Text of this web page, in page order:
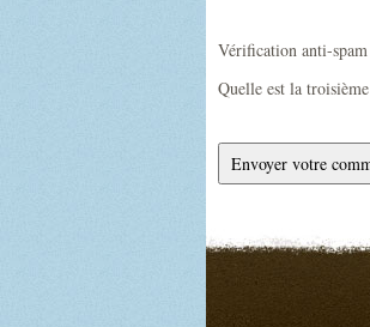
Vérification anti-spam
Quelle est la troisième